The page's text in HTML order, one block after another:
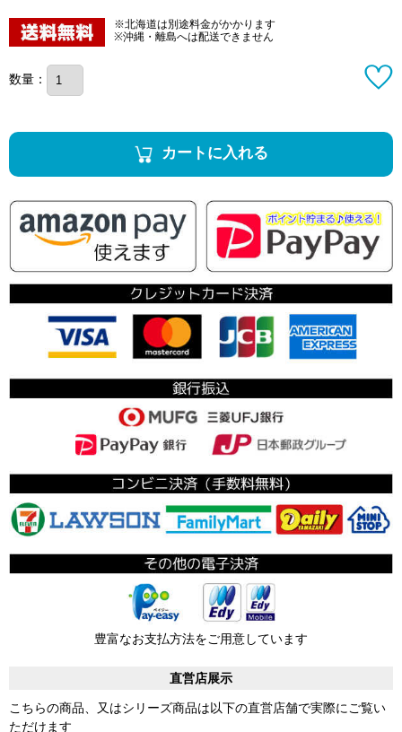
※北海道は別途料金がかかります
※沖縄・離島へは配送できません
数量：
カートに入れる
豊富なお支払方法をご用意しています
直営店展示
こちらの商品、又はシリーズ商品は以下の直営店舗で実際にご覧い
ただけます